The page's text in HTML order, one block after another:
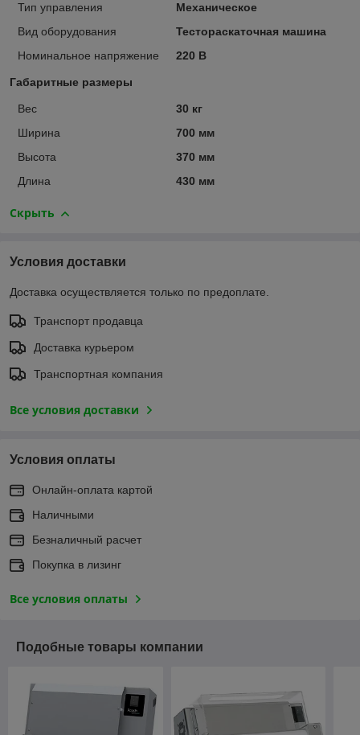
Тип управления
Механическое
Вид оборудования
Тестораскаточная машина
Номинальное напряжение
220 В
Габаритные размеры
Вес
30 кг
Ширина
700 мм
Высота
370 мм
Длина
430 мм
Скрыть
Условия доставки
Доставка осуществляется только по предоплате.
Транспорт продавца
Доставка курьером
Транспортная компания
Все условия доставки
Условия оплаты
Онлайн-оплата картой
Наличными
Безналичный расчет
Покупка в лизинг
Все условия оплаты
Подобные товары компании